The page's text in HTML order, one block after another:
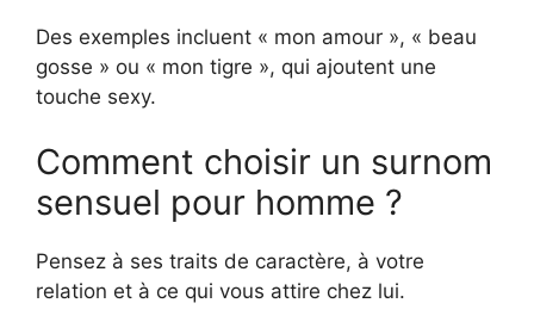
Des exemples incluent « mon amour », « beau
gosse » ou « mon tigre », qui ajoutent une
touche sexy.
Comment choisir un surnom
sensuel pour homme ?
Pensez à ses traits de caractère, à votre
relation et à ce qui vous attire chez lui.